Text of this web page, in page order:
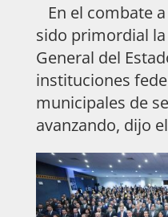
En el combate
sido primordial
General del
instituciones
municipales de
avanzando, dijo